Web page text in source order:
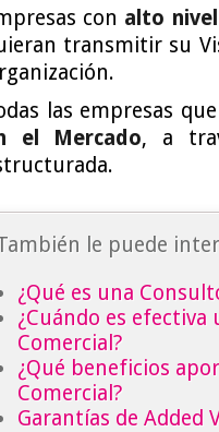
con alto
transmitir su
las empresas que
el Mercado, a
le puede
¿Qué es una
¿Cuándo es
Comercial?
¿Qué beneficios
Comercial?
Garantías de Added